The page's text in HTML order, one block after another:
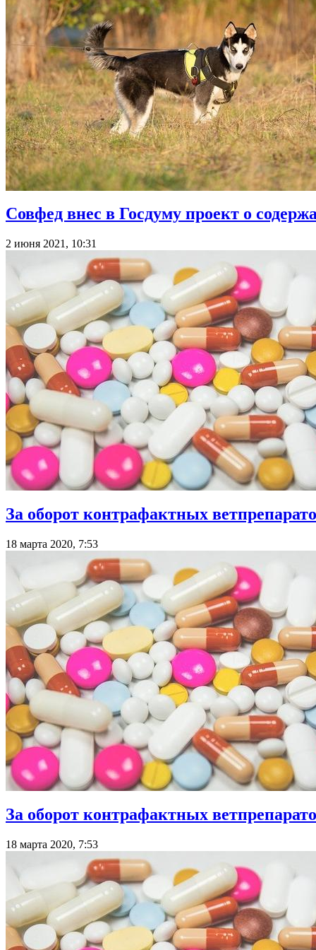
Совфед внес в Госдуму проект о
2 июня 2021, 10:31
За оборот контрафактных
18 марта 2020, 7:53
За оборот контрафактных
18 марта 2020, 7:53